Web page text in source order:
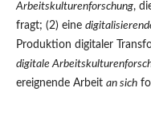
Arbeitskulturenforschung,
fragt; (2) eine
Produktion digitaler
digitale
ereignende Arbeit an sich